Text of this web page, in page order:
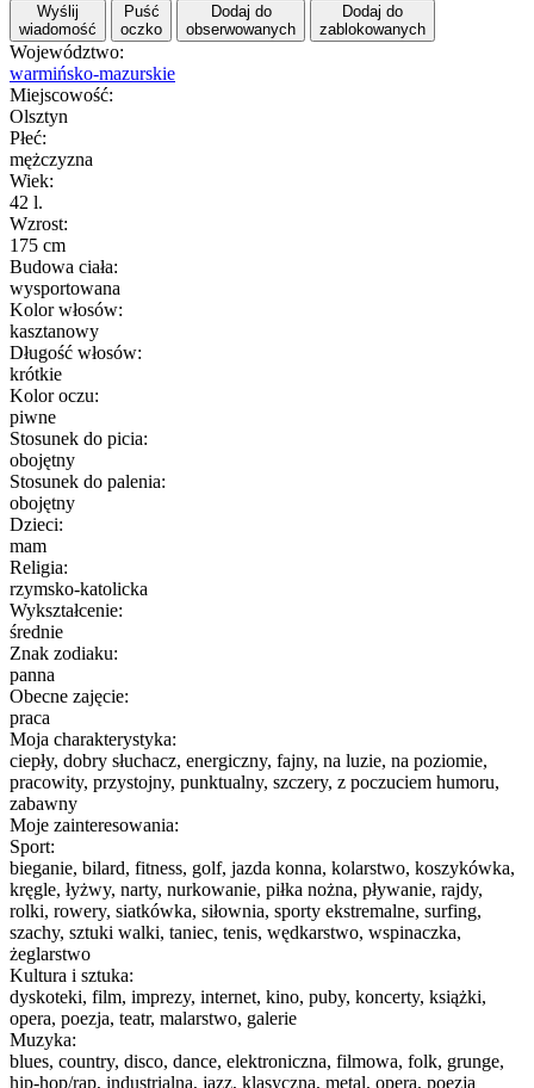
Wyślij
wiadomość
Puść
oczko
Dodaj do
obserwowanych
Dodaj do
zablokowanych
Województwo:
warmińsko-mazurskie
Miejscowość:
Olsztyn
Płeć:
mężczyzna
Wiek:
42 l.
Wzrost:
175 cm
Budowa ciała:
wysportowana
Kolor włosów:
kasztanowy
Długość włosów:
krótkie
Kolor oczu:
piwne
Stosunek do picia:
obojętny
Stosunek do palenia:
obojętny
Dzieci:
mam
Religia:
rzymsko-katolicka
Wykształcenie:
średnie
Znak zodiaku:
panna
Obecne zajęcie:
praca
Moja charakterystyka:
ciepły, dobry słuchacz, energiczny, fajny, na luzie, na poziomie,
pracowity, przystojny, punktualny, szczery, z poczuciem humoru,
zabawny
Moje zainteresowania:
Sport:
bieganie, bilard, fitness, golf, jazda konna, kolarstwo, koszykówka,
kręgle, łyżwy, narty, nurkowanie, piłka nożna, pływanie, rajdy,
rolki, rowery, siatkówka, siłownia, sporty ekstremalne, surfing,
szachy, sztuki walki, taniec, tenis, wędkarstwo, wspinaczka,
żeglarstwo
Kultura i sztuka:
dyskoteki, film, imprezy, internet, kino, puby, koncerty, książki,
opera, poezja, teatr, malarstwo, galerie
Muzyka:
blues, country, disco, dance, elektroniczna, filmowa, folk, grunge,
hip-hop/rap, industrialna, jazz, klasyczna, metal, opera, poezja